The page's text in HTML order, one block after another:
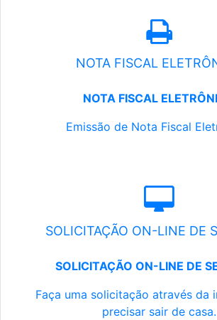
NOTA FISCAL
NOTA FISCAL
Emissão de Nota Fiscal
SOLICITAÇÃO ON-LINE DE
SOLICITAÇÃO ON-LINE DE
Faça uma solicitação através da
precisar sair de casa.